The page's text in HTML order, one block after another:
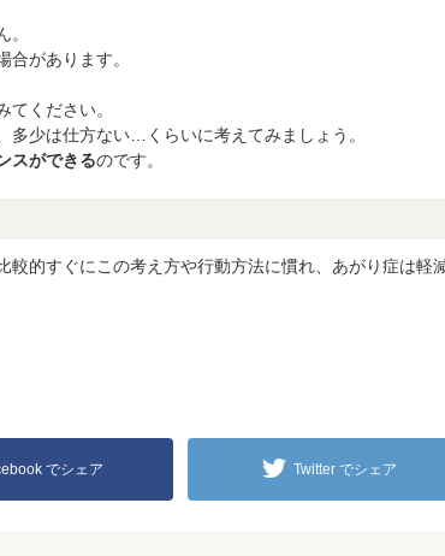
。
があります。
ください。
多少は仕方ない…くらいに考えてみましょう。
スができるのです。
的すぐにこの考え方や行動方法に慣れ、あがり症は軽
でシェア Twitter でシェア